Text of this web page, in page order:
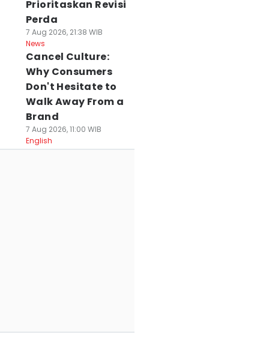
Prioritaskan Revisi
Perda
7 Aug 2026, 21:38 WIB
News
Cancel Culture:
Why Consumers
Don't Hesitate to
Walk Away From a
Brand
7 Aug 2026, 11:00 WIB
English